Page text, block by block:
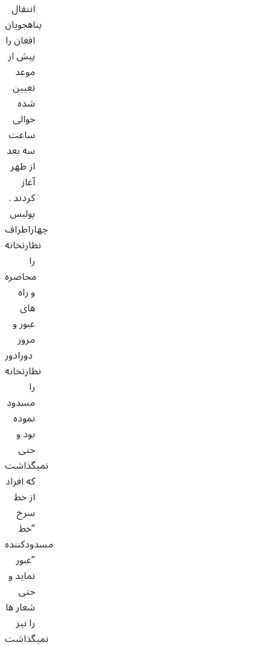
انتقال
پناهجویان
افغان را
پیش از
موعد
تعیین
شده
حوالی
ساعت
سه بعد
از ظهر
آغاز
کردند .
پولیس
چهاراطراف
نظارتخانه
را
محاصره
و راه
های
عبور و
مرور
دورادور
نظارتخانه
را
مسدود
نموده
بود و
حتی
نمیگذاشت
که افراد
از خط
سرخ
”خط
مسدودکننده
”عبور
نماید و
حتی
شعار ها
را نیز
نمیگذاشت